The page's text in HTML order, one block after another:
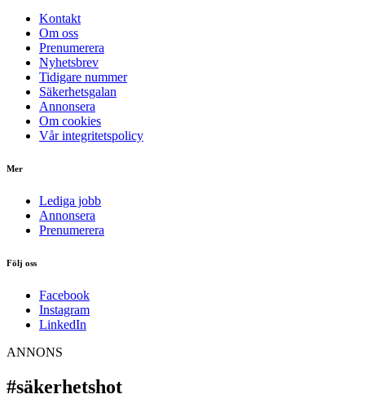
Kontakt
Om oss
Prenumerera
Nyhetsbrev
Tidigare nummer
Säkerhetsgalan
Annonsera
Om cookies
Vår integritetspolicy
Mer
Lediga jobb
Annonsera
Prenumerera
Följ oss
Facebook
Instagram
LinkedIn
ANNONS
#säkerhetshot